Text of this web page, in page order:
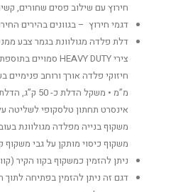
חירוץ עם שילוב פסים שחורים,
דגמי חירוץ – בגוונים בהירים
דלת פלדה מגולוונת בגמר צבע
מ”מ • משקל
אינסרט תחתון טלסקופי לשליטה
משקוף כיסוי מותקן על גבי משקוף
ניתן להזמין כמשקוף בקוו הקיר
דגם זה ניתן להזמין בפתיחה לתוך